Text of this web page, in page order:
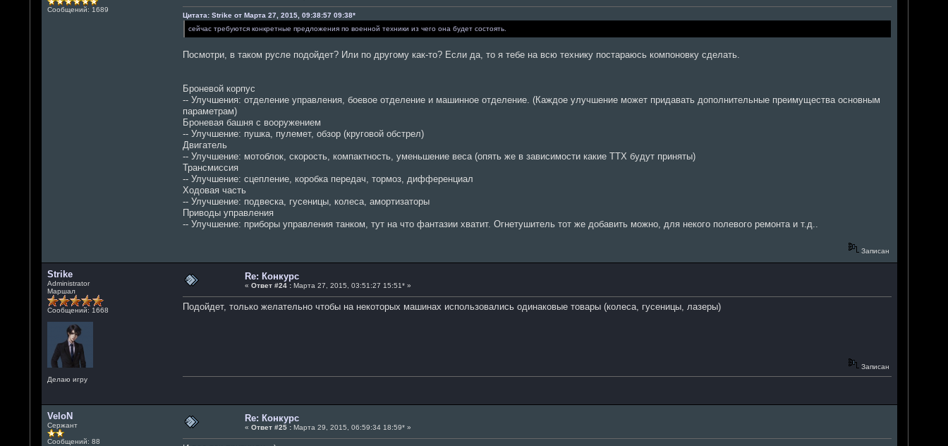
Сообщений: 1689
Цитата: Strike от Марта 27, 2015, 09:38:57 09:38*
сейчас требуются конкретные предложения по военной техники из чего она будет состоять.
Посмотри, в таком русле подойдет? Или по другому как-то? Если да, то я тебе на всю технику постараюсь компоновку сделать.
Броневой корпус
-- Улучшения: отделение управления, боевое отделение и машинное отделение. (Каждое улучшение может придавать дополнительные преимущества основным
параметрам)
Броневая башня с вооружением
-- Улучшение: пушка, пулемет, обзор (круговой обстрел)
Двигатель
-- Улучшение: мотоблок, скорость, компактность, уменьшение веса (опять же в зависимости какие ТТХ будут приняты)
Трансмиссия
-- Улучшение: сцепление, коробка передач, тормоз, дифференциал
Ходовая часть
-- Улучшение: подвеска, гусеницы, колеса, амортизаторы
Приводы управления
-- Улучшение: приборы управления танком, тут на что фантазии хватит. Огнетушитель тот же добавить можно, для некого полевого ремонта и т.д..
Записан
Strike
Administrator
Маршал
Сообщений: 1668
Делаю игру
Re: Конкурс
«Ответ #24 : Марта 27, 2015, 03:51:27 15:51* »
Подойдет, только желательно чтобы на некоторых машинах использовались одинаковые товары (колеса, гусеницы, лазеры)
Записан
VeloN
Сержант
Сообщений: 88
Re: Конкурс
«Ответ #25 : Марта 29, 2015, 06:59:34 18:59* »